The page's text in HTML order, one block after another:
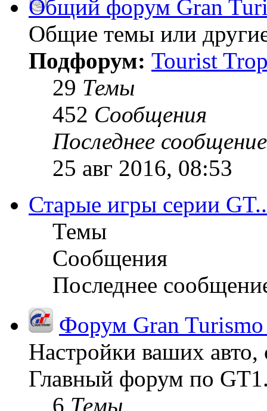
Общий форум Gran
Общие темы или
Подфорум: Tourist
29 Темы
452 Сообщения
Последнее сообщение
25 авг 2016, 08:53
Старые игры серии
Темы
Сообщения
Последнее
Форум Gran
Настройки ваших авто,
Главный форум по
6 Темы